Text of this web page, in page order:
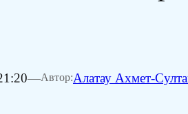
—Автор:Алатау Ахмет-